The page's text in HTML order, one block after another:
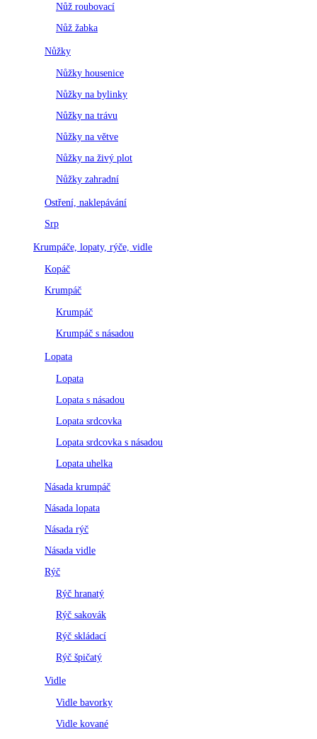
Nůž roubovací
Nůž žabka
Nůžky
Nůžky housenice
Nůžky na bylinky
Nůžky na trávu
Nůžky na větve
Nůžky na živý plot
Nůžky zahradní
Ostření, naklepávání
Srp
Krumpáče, lopaty, rýče, vidle
Kopáč
Krumpáč
Krumpáč
Krumpáč s násadou
Lopata
Lopata
Lopata s násadou
Lopata srdcovka
Lopata srdcovka s násadou
Lopata uhelka
Násada krumpáč
Násada lopata
Násada rýč
Násada vidle
Rýč
Rýč hranatý
Rýč sakovák
Rýč skládací
Rýč špičatý
Vidle
Vidle bavorky
Vidle kované